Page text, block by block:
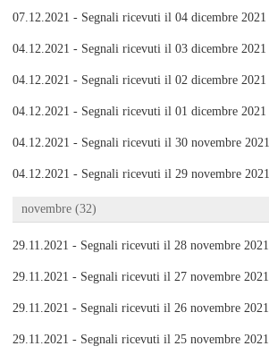
07.12.2021 - Segnali ricevuti il 04 dicembre 2021
04.12.2021 - Segnali ricevuti il 03 dicembre 2021
04.12.2021 - Segnali ricevuti il 02 dicembre 2021
04.12.2021 - Segnali ricevuti il 01 dicembre 2021
04.12.2021 - Segnali ricevuti il 30 novembre 2021
04.12.2021 - Segnali ricevuti il 29 novembre 2021
novembre (32)
29.11.2021 - Segnali ricevuti il 28 novembre 2021
29.11.2021 - Segnali ricevuti il 27 novembre 2021
29.11.2021 - Segnali ricevuti il 26 novembre 2021
29.11.2021 - Segnali ricevuti il 25 novembre 2021